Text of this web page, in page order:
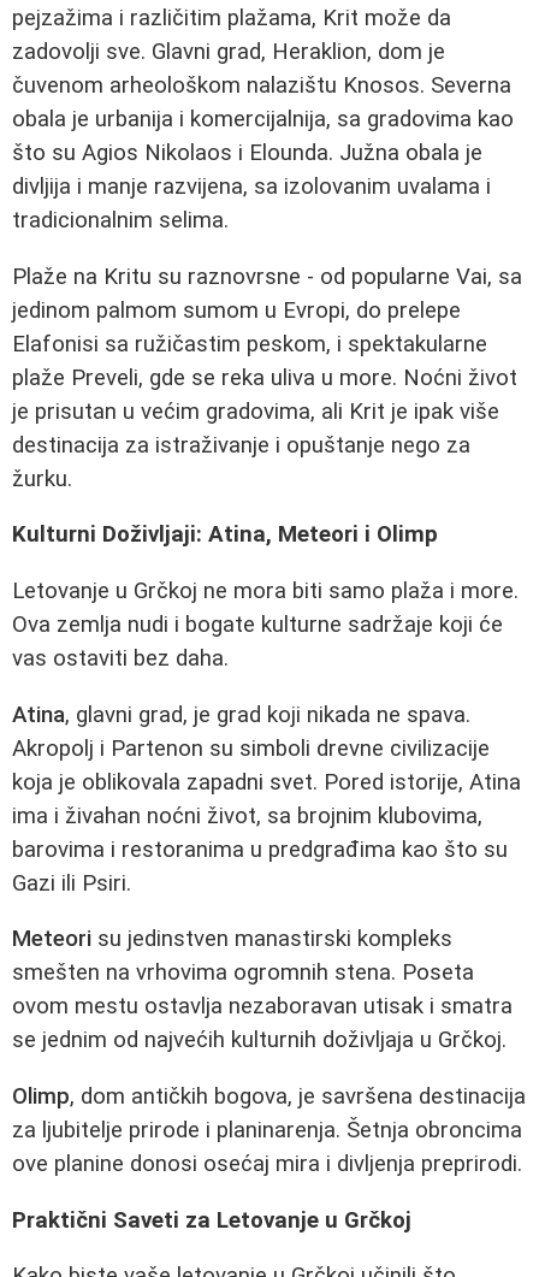
pejzažima i različitim plažama, Krit može da
zadovolji sve. Glavni grad, Heraklion, dom je
čuvenom arheološkom nalazištu Knosos. Severna
obala je urbanija i komercijalnija, sa gradovima kao
što su Agios Nikolaos i Elounda. Južna obala je
divljija i manje razvijena, sa izolovanim uvalama i
tradicionalnim selima.
Plaže na Kritu su raznovrsne - od popularne Vai, sa
jedinom palmom sumom u Evropi, do prelepe
Elafonisi sa ružičastim peskom, i spektakularne
plaže Preveli, gde se reka uliva u more. Noćni život
je prisutan u većim gradovima, ali Krit je ipak više
destinacija za istraživanje i opuštanje nego za
žurku.
Kulturni Doživljaji: Atina, Meteori i Olimp
Letovanje u Grčkoj ne mora biti samo plaža i more.
Ova zemlja nudi i bogate kulturne sadržaje koji će
vas ostaviti bez daha.
Atina, glavni grad, je grad koji nikada ne spava.
Akropolj i Partenon su simboli drevne civilizacije
koja je oblikovala zapadni svet. Pored istorije, Atina
ima i živahan noćni život, sa brojnim klubovima,
barovima i restoranima u predgrađima kao što su
Gazi ili Psiri.
Meteori su jedinstven manastirski kompleks
smešten na vrhovima ogromnih stena. Poseta
ovom mestu ostavlja nezaboravan utisak i smatra
se jednim od najvećih kulturnih doživljaja u Grčkoj.
Olimp, dom antičkih bogova, je savršena destinacija
za ljubitelje prirode i planinarenja. Šetnja obroncima
ove planine donosi osećaj mira i divljenja preprirodi.
Praktični Saveti za Letovanje u Grčkoj